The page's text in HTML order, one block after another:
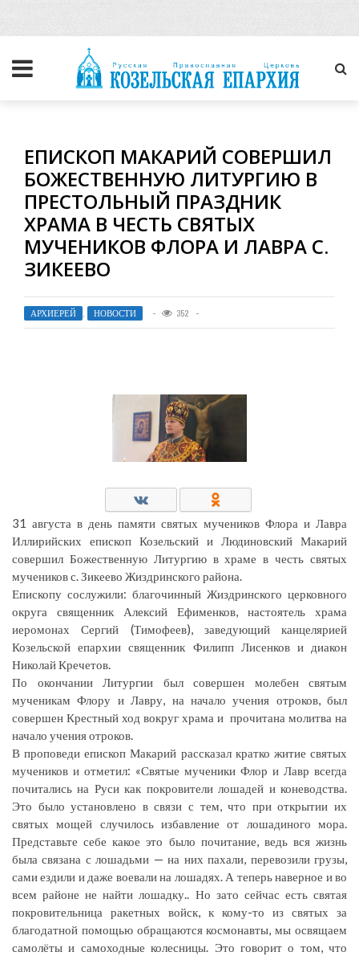
ЕПИСКОП МАКАРИЙ СОВЕРШИЛ
БОЖЕСТВЕННУЮ ЛИТУРГИЮ В
ПРЕСТОЛЬНЫЙ ПРАЗДНИК
ХРАМА В ЧЕСТЬ СВЯТЫХ
МУЧЕНИКОВ ФЛОРА И ЛАВРА С.
ЗИКЕЕВО
АРХИЕРЕЙ , НОВОСТИ 352
31 августа в день памяти святых мучеников Флора и Лавра
Иллирийских епископ Козельский и Людиновский Макарий
совершил Божественную Литургию в храме в честь святых
мучеников с. Зикеево Жиздринского района.
Епископу сослужили: благочинный Жиздринского церковного
округа священник Алексий Ефименков, настоятель храма
иеромонах Сергий (Тимофеев), заведующий канцелярией
Козельской епархии священник Филипп Лисенков и диакон
Николай Кречетов.
По окончании Литургии был совершен молебен святым
мученикам Флору и Лавру, на начало учения отроков, был
совершен Крестный ход вокруг храма и прочитана молитва на
начало учения отроков.
В проповеди епископ Макарий рассказал кратко житие святых
мучеников и отметил: «Святые мученики Флор и Лавр всегда
почитались на Руси как покровители лошадей и коневодства.
Это было установлено в связи с тем, что при открытии их
святых мощей случилось избавление от лошадиного мора.
Представьте себе какое это было почитание, ведь вся жизнь
была связана с лошадьми — на них пахали, перевозили грузы,
сами ездили и даже воевали на лошадях. А теперь наверное и во
всем районе не найти лошадку.. Но зато сейчас есть святая
покровительница ракетных войск, к кому-то из святых за
благодатной помощью обращаются космонавты, мы освящаем
самолёты и самоходные колесницы. Это говорит о том, что